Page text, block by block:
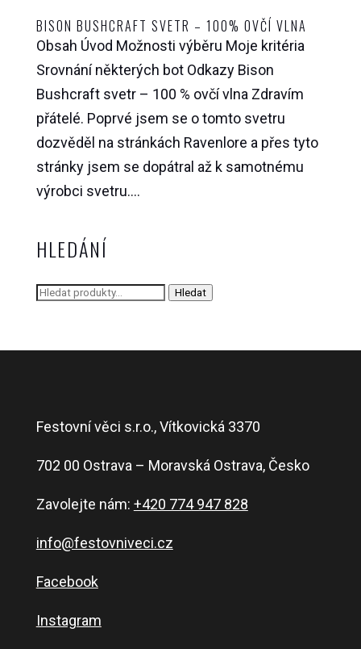
BISON BUSHCRAFT SVETR – 100% OVČÍ VLNA
Obsah Úvod Možnosti výběru Moje kritéria
Srovnání některých bot Odkazy Bison
Bushcraft svetr – 100 % ovčí vlna Zdravím
přátelé. Poprvé jsem se o tomto svetru
dozvěděl na stránkách Ravenlore a přes tyto
stránky jsem se dopátral až k samotnému
výrobci svetru....
HLEDÁNÍ
Hledat: Hledat
Festovní věci s.r.o., Vítkovická 3370
702 00 Ostrava – Moravská Ostrava, Česko
Zavolejte nám: +420 774 947 828
info@festovniveci.cz
Facebook
Instagram